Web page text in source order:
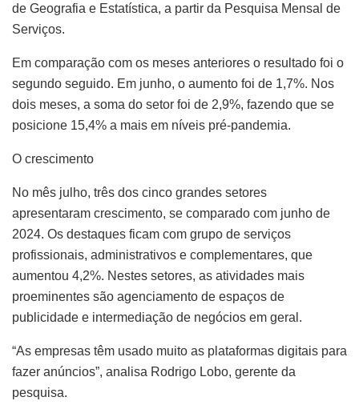
de Geografia e Estatística, a partir da Pesquisa Mensal de
Serviços.
Em comparação com os meses anteriores o resultado foi o
segundo seguido. Em junho, o aumento foi de 1,7%. Nos
dois meses, a soma do setor foi de 2,9%, fazendo que se
posicione 15,4% a mais em níveis pré-pandemia.
O crescimento
No mês julho, três dos cinco grandes setores
apresentaram crescimento, se comparado com junho de
2024. Os destaques ficam com grupo de serviços
profissionais, administrativos e complementares, que
aumentou 4,2%. Nestes setores, as atividades mais
proeminentes são agenciamento de espaços de
publicidade e intermediação de negócios em geral.
“As empresas têm usado muito as plataformas digitais para
fazer anúncios”, analisa Rodrigo Lobo, gerente da
pesquisa.